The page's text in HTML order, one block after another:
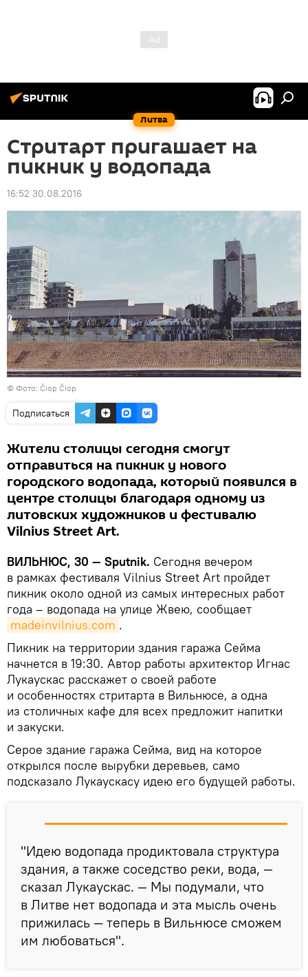
Литва
Стритарт пригашает на
пикник у водопада
16:52 30.08.2016
© Фото: Čiop Čiop
Подписаться
Жители столицы сегодня смогут
отправиться на пикник у нового
городского водопада, который появился в
центре столицы благодаря одному из
литовских художников и фестивалю
Vilnius Street Art.
ВИЛЬНЮС, 30 — Sputnik. Сегодня вечером
в рамках фестиваля Vilnius Street Art пройдет
пикник около одной из самых интересных работ
года – водопада на улице Жвею, сообщает
madeinvilnius.com .
Пикник на территории здания гаража Сейма
начнется в 19:30. Автор работы архитектор Игнас
Лукаускас расскажет о своей работе
и особенностях стритарта в Вильнюсе, а одна
из столичных кафе для всех предложит напитки
и закуски.
Серое здание гаража Сейма, вид на которое
открылся после вырубки деревьев, само
подсказало Лукаускасу идею его будущей работы.
"Идею водопада продиктовала структура
здания, а также соседство реки, вода, —
сказал Лукаускас. — Мы подумали, что
в Литве нет водопада и эта мысль очень
прижилась — теперь в Вильнюсе сможем
им любоваться".